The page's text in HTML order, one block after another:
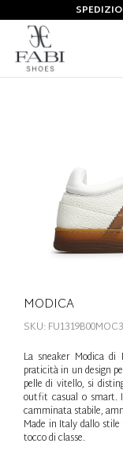
MODICA
SKU:
La sneaker Modica di
praticità in un design
pelle di vitello, si
outfit casual o smart.
camminata stabile,
Made in Italy dallo
tocco di classe.